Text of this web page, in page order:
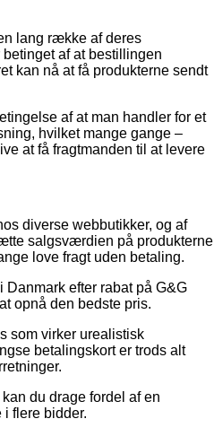
lang række af deres
af at bestillingen
kan nå at få produkterne sendt
af at man handler for et
hvilket mange gange –
at få fragtmanden til at levere
diverse webbutikker, og af
salgsværdien på produkterne
love fragt uden betaling.
efter rabat på G&G
opnå den bedste pris.
som virker urealistisk
betalingskort er trods alt
du drage fordel af en
flere bidder.